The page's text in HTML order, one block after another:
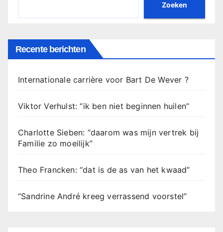
Zoeken
Recente berichten
Internationale carrière voor Bart De Wever ?
Viktor Verhulst: “ik ben niet beginnen huilen”
Charlotte Sieben: “daarom was mijn vertrek bij
Familie zo moeilijk”
Theo Francken: “dat is de as van het kwaad”
“Sandrine André kreeg verrassend voorstel”